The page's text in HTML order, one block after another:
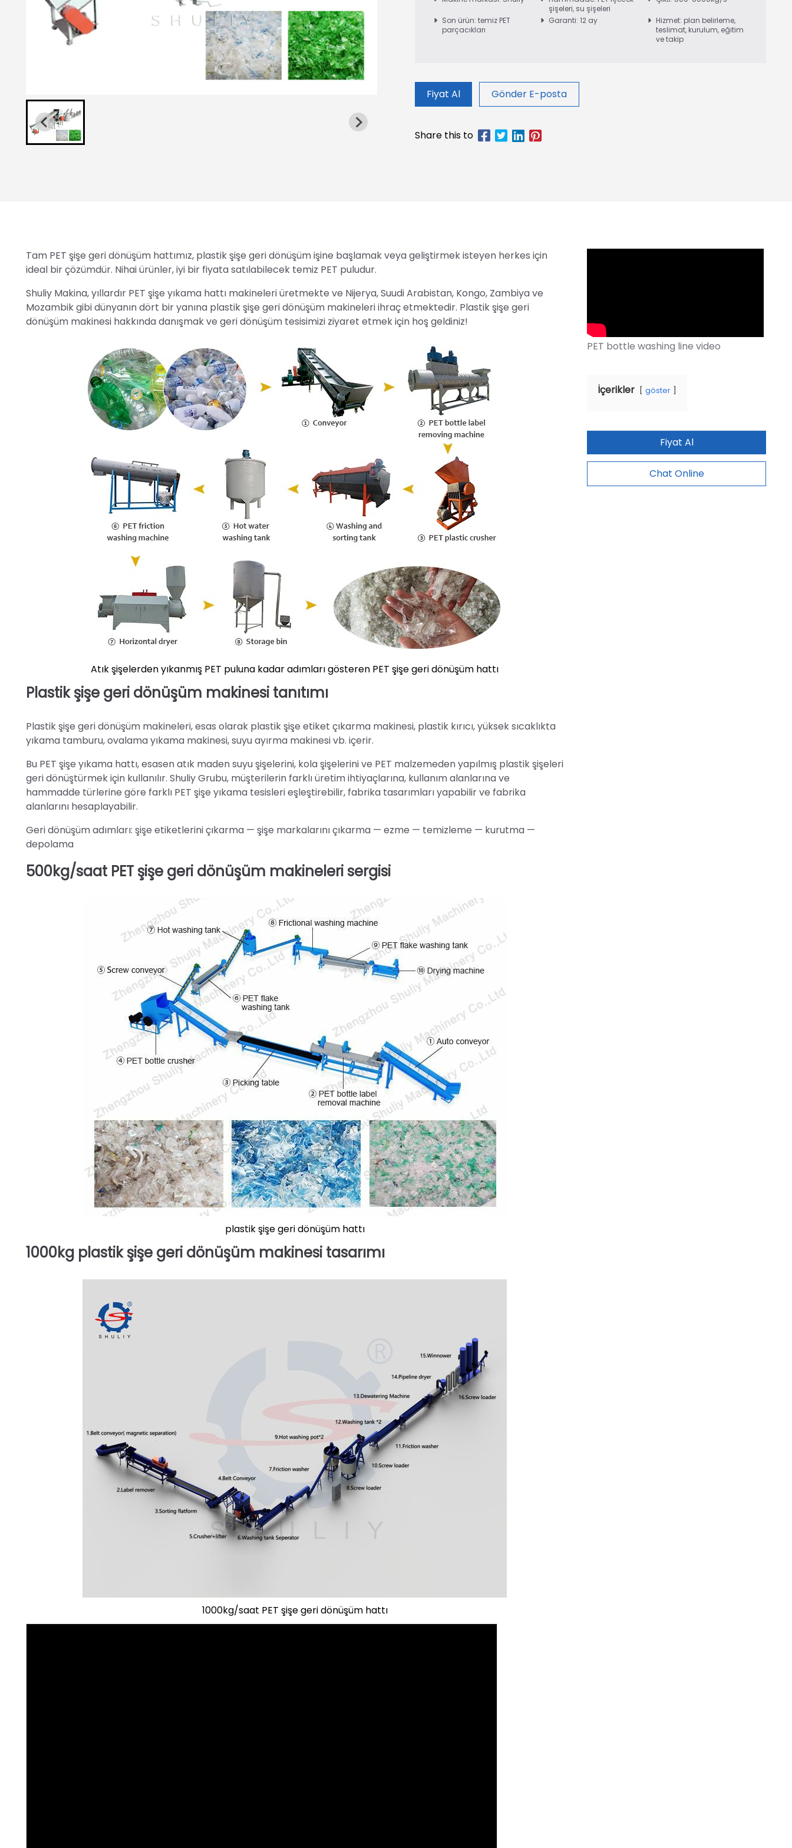
şişeleri, su şişeleri
Son ürün: temiz PET
parçacıkları
Garanti: 12 ay
Hizmet: plan belirleme,
teslimat, kurulum, eğitim
ve takip
Fiyat Al Gönder E-posta
Tam PET şişe geri dönüşüm hattımız, plastik şişe geri dönüşüm işine başlamak veya geliştirmek isteyen herkes için
ideal bir çözümdür. Nihai ürünler, iyi bir fiyata satılabilecek temiz PET puludur.
Shuliy Makina, yıllardır PET şişe yıkama hattı makineleri üretmekte ve Nijerya, Suudi Arabistan, Kongo, Zambiya ve
Mozambik gibi dünyanın dört bir yanına plastik şişe geri dönüşüm makineleri ihraç etmektedir. Plastik şişe geri
dönüşüm makinesi hakkında danışmak ve geri dönüşüm tesisimizi ziyaret etmek için hoş geldiniz!
Atık şişelerden yıkanmış PET puluna kadar adımları gösteren PET şişe geri dönüşüm hattı
Plastik şişe geri dönüşüm makinesi tanıtımı
Plastik şişe geri dönüşüm makineleri, esas olarak plastik şişe etiket çıkarma makinesi, plastik kırıcı, yüksek sıcaklıkta
yıkama tamburu, ovalama yıkama makinesi, suyu ayırma makinesi vb. içerir.
Bu PET şişe yıkama hattı, esasen atık maden suyu şişelerini, kola şişelerini ve PET malzemeden yapılmış plastik şişeleri
geri dönüştürmek için kullanılır. Shuliy Grubu, müşterilerin farklı üretim ihtiyaçlarına, kullanım alanlarına ve
hammadde türlerine göre farklı PET şişe yıkama tesisleri eşleştirebilir, fabrika tasarımları yapabilir ve fabrika
alanlarını hesaplayabilir.
Geri dönüşüm adımları: şişe etiketlerini çıkarma — şişe markalarını çıkarma — ezme — temizleme — kurutma —
depolama
500kg/saat PET şişe geri dönüşüm makineleri sergisi
plastik şişe geri dönüşüm hattı
1000kg plastik şişe geri dönüşüm makinesi tasarımı
1000kg/saat PET şişe geri dönüşüm hattı
İçerikler göster
Fiyat Al
Chat Online